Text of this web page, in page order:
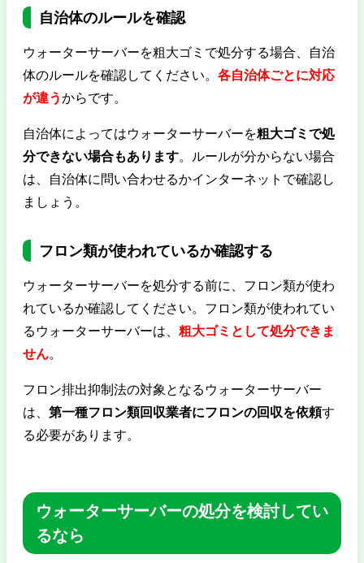
自治体のルールを確認
ウォーターサーバーを粗大ゴミで処分する場合、自治
体のルールを確認してください。 各自治体ごとに対応
が違うからです。
自治体によってはウォーターサーバーを粗大ゴミで処
分できない場合もあります。ルールが分からない場合
は、自治体に問い合わせるかインターネットで確認し
ましょう。
フロン類が使われているか確認する
ウォーターサーバーを処分する前に、フロン類が使わ
れているか確認してください。フロン類が使われてい
るウォーターサーバーは、 粗大ゴミとして処分できま
せん。
フロン排出抑制法の対象となるウォーターサーバー
は、 第一種フロン類回収業者にフロンの回収を依頼す
る必要があります。
ウォーターサーバーの処分を検討してい
るなら